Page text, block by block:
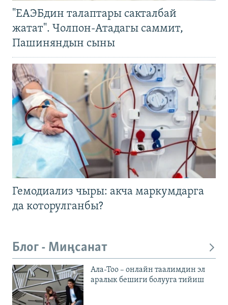
"ЕАЭБдин талаптары сакталбай
жатат". Чолпон-Атадагы саммит,
Пашиняндын сыны
Гемодиализ чыры: акча маркумдарга
да которулганбы?
Блог - Миңсанат
Ала-Тоо – онлайн таалимдин эл
аралык бешиги болууга тийиш